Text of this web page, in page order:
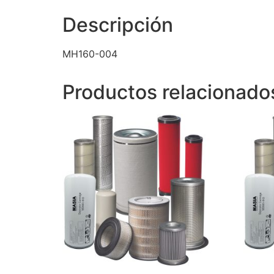
Descripción
MH160-004
Productos